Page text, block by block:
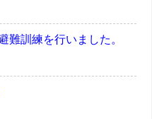
難訓練を行いました。